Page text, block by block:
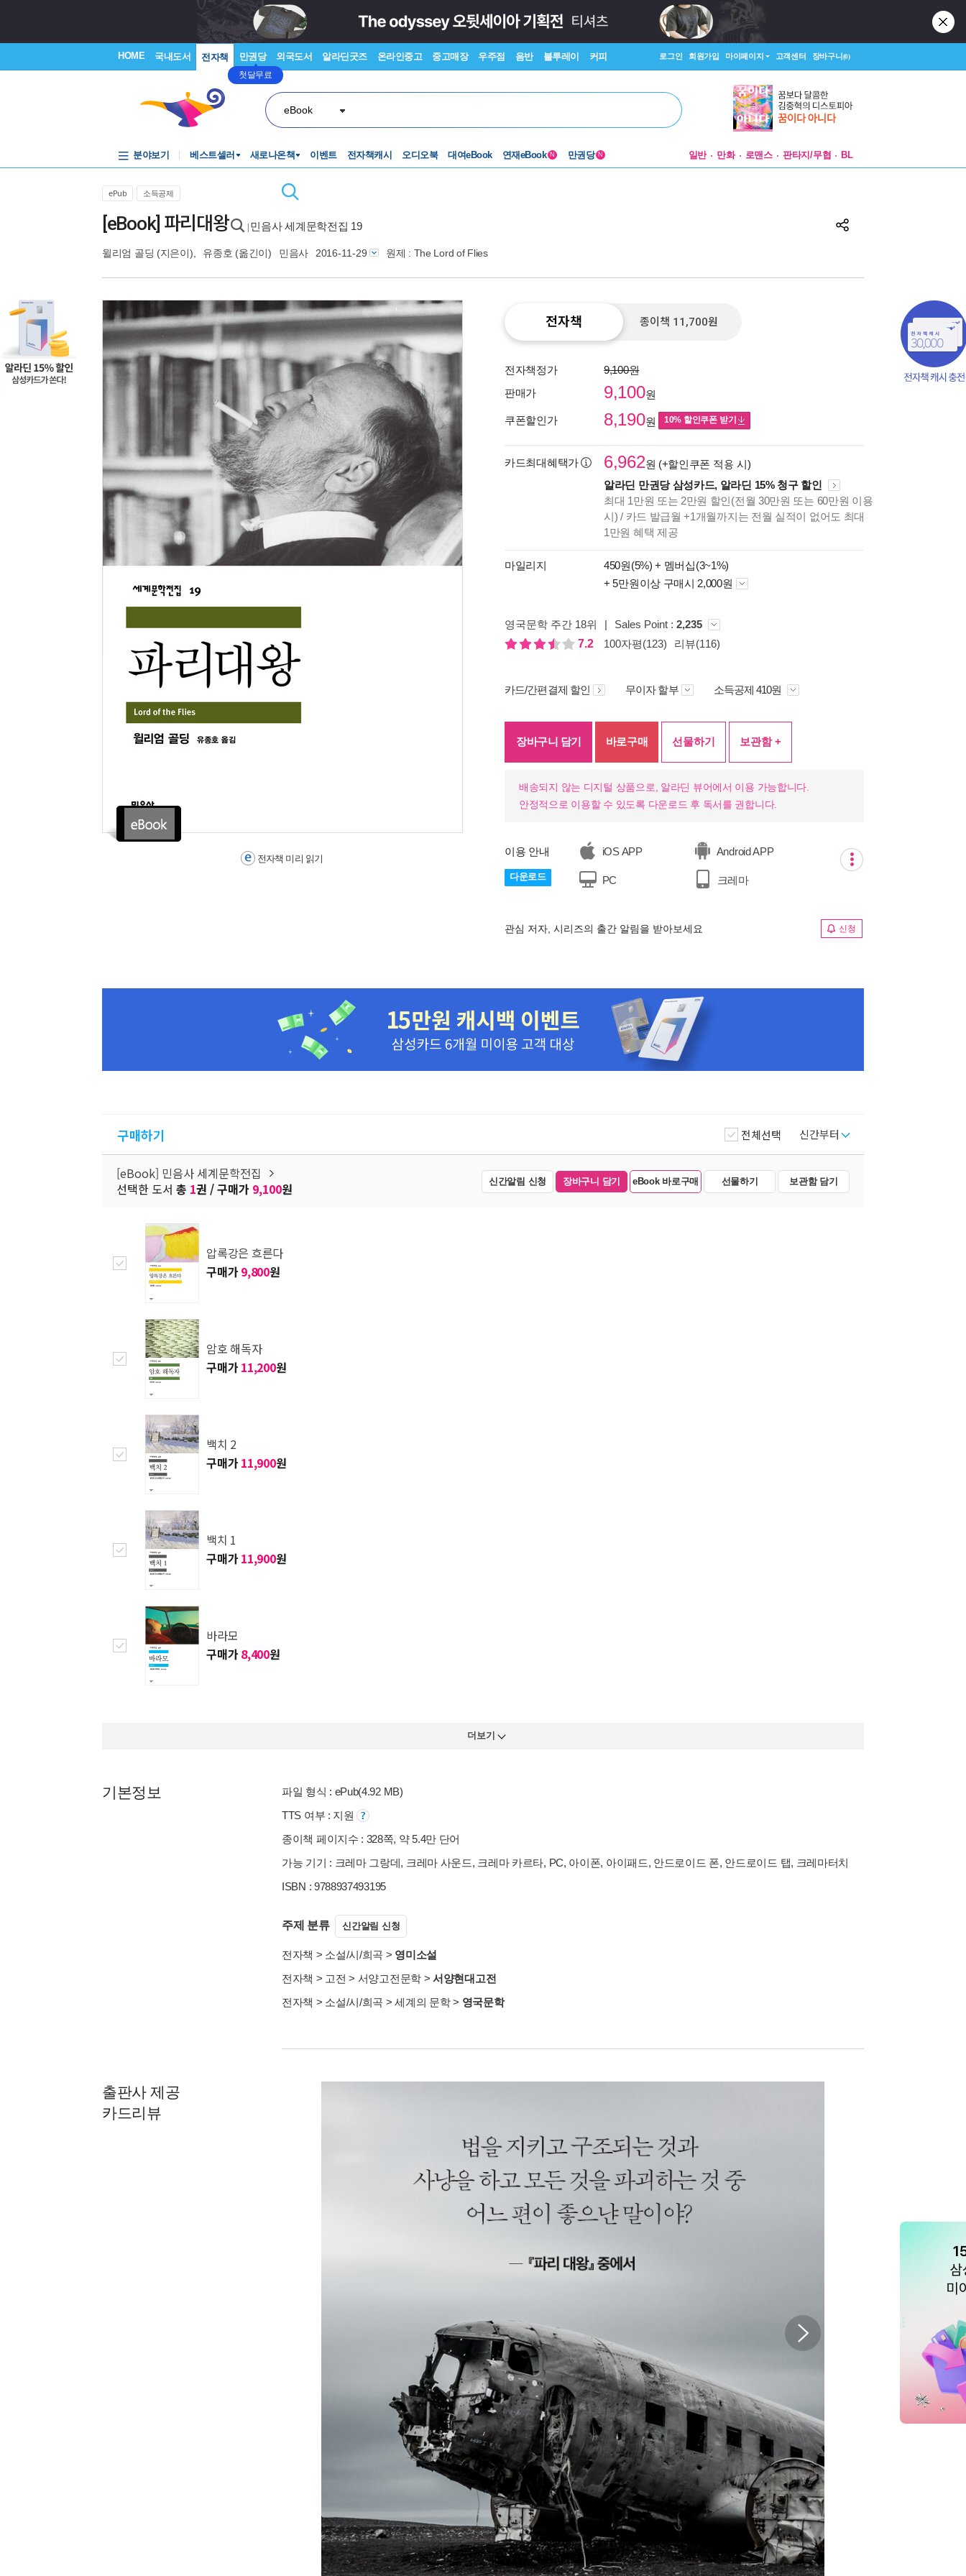
HOME 국내도서 전자책 만권당
첫달무료
외국도서 알라딘굿즈 온라인중고 중고매장 우주점 음반 블루레이 커피 로그인 회원가입 마이페이지 고객센터 장바구니(0)
eBook
분야보기 베스트셀러 새로나온책 이벤트 전자책캐시 오디오북 대여eBook 연재eBook N 만권당 N 일반 만화 로맨스 판타지/무협 BL
ePub 소득공제
[eBook] 파리대왕 민음사 세계문학전집 19
윌리엄 골딩 (지은이), 유종호 (옮긴이) 민음사 2016-11-29 원제 : The Lord of Flies
종이책의
입니다.
전자책 미리 읽기
전자책 종이책 11,700원
전자책정가
9,100원
판매가
9,100원
쿠폰할인가 8,190원 10% 할인쿠폰 받기
카드최대혜택가 6,962원 (+할인쿠폰 적용 시)
알라딘 만권당 삼성카드, 알라딘 15% 청구 할인
최대 1만원 또는 2만원 할인(전월 30만원 또는 60만원 이용
시) / 카드 발급월 +1개월까지는 전월 실적이 없어도 최대
1만원 혜택 제공
마일리지 450원(5%) + 멤버십(3~1%)
+ 5만원이상 구매시 2,000원
영국문학 주간 18위 | Sales Point : 2,235
7.2
100자평(123) 리뷰(116)
카드/간편결제 할인 무이자 할부 소득공제 410원
장바구니 담기 바로구매 선물하기 보관함 +
배송되지 않는 디지털 상품으로, 알라딘 뷰어에서 이용 가능합니다.
안정적으로 이용할 수 있도록 다운로드 후 독서를 권합니다.
이용 안내
다운로드
iOS APP Android APP
PC 크레마
관심 저자, 시리즈의 출간 알림을 받아보세요 신청
구매하기 신간부터
전체선택
[eBook] 민음사 세계문학전집
선택한 도서 총 1권 / 구매가 9,100원 신간알림 신청 장바구니 담기 eBook 바로구매 선물하기 보관함 담기
압록강은 흐른다
구매가 9,800원
암호 해독자
구매가 11,200원
백치 2
구매가 11,900원
백치 1
구매가 11,900원
바라모
구매가 8,400원
더보기
기본정보
파일 형식 : ePub(4.92 MB)
TTS 여부 : 지원
종이책 페이지수 : 328쪽, 약 5.4만 단어
가능 기기 : 크레마 그랑데, 크레마 사운드, 크레마 카르타, PC, 아이폰, 아이패드, 안드로이드 폰, 안드로이드 탭, 크레마터치
ISBN : 9788937493195
주제 분류 신간알림 신청
전자책 > 소설/시/희곡 > 영미소설
전자책 > 고전 > 서양고전문학>서양현대고전
전자책 > 소설/시/희곡 >세계의 문학> 영국문학
출판사 제공
카드리뷰